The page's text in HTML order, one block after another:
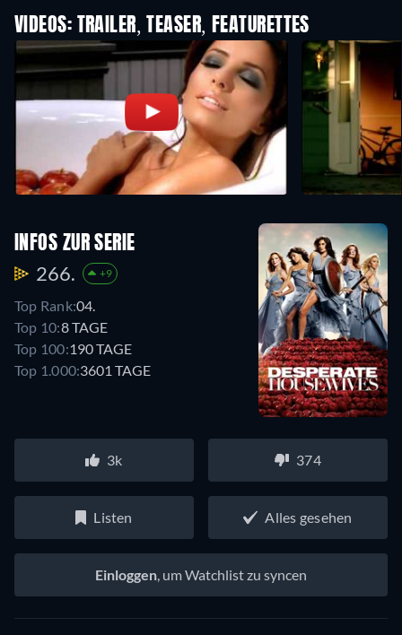
VIDEOS: TRAILER, TEASER, FEATURETTES
INFOS ZUR SERIE
266. +9
Top Rank:04.
Top 10:8 TAGE
Top 100:190 TAGE
Top 1.000:3601 TAGE
3k 374
Listen Alles gesehen
Einloggen , um Watchlist zu syncen